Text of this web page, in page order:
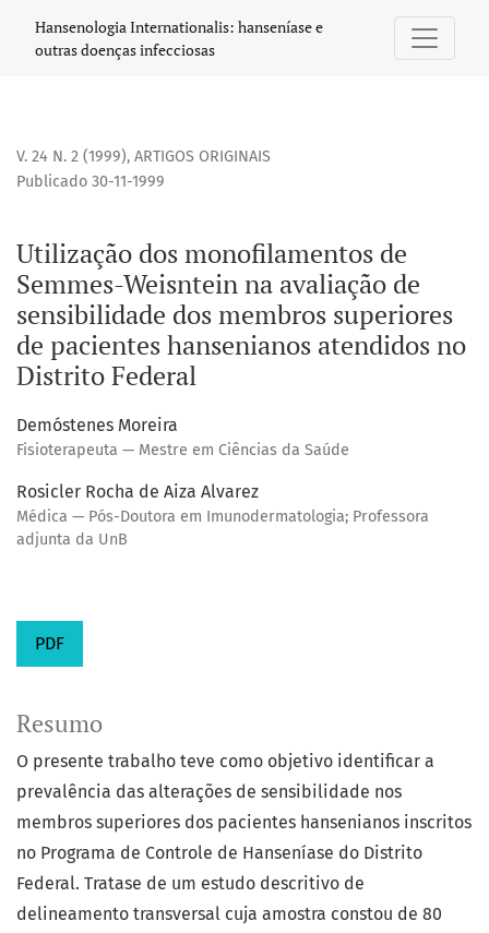
Utilização dos monofilamentos de Semmes-Weisntein
Hansenologia Internationalis: hanseníase e
outras doenças infecciosas
V. 24 N. 2 (1999), ARTIGOS ORIGINAIS
Utilização dos monofilamentos de
Semmes-Weisntein na avaliação de
sensibilidade dos membros superiores
de pacientes hansenianos atendidos no
Distrito Federal
Publicado 30-11-1999
Demóstenes Moreira
Fisioterapeuta — Mestre em Ciências da Saúde
Rosicler Rocha de Aiza Alvarez
Médica — Pós-Doutora em Imunodermatologia; Professora
adjunta da UnB
PDF
Resumo
O presente trabalho teve como objetivo identificar a
prevalência das alterações de sensibilidade nos
membros superiores dos pacientes hansenianos inscritos
no Programa de Controle de Hanseníase do Distrito
Federal. Tratase de um estudo descritivo de
delineamento transversal cuja amostra constou de 80